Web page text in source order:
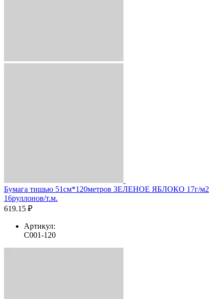
Бумага тишью 51см*120метров ЗЕЛЕНОЕ ЯБЛОКО 17г/м2
16руллонов/т.м.
619.15 ₽
Артикул:
C001-120